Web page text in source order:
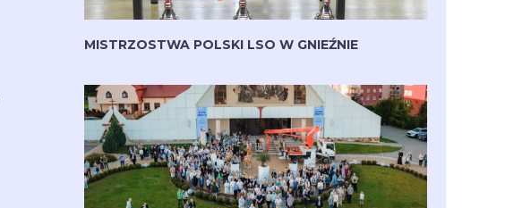
MISTRZOSTWA POLSKI LSO W GNIEŹNIE